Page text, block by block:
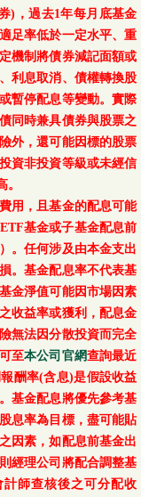
)，過去1年每月底基金
足率低於一定水平、重
機制將債券減記面額或
利息取消、債權轉換股
暫停配息等變動。實際
同時兼具債券與股票之
外，還可能因標的股票
資非投資等級或未經信
用，且基金的配息可能
基金或子基金配息前
。任何涉及由本金支出
。基金配息率不代表基
金淨值可能因市場因素
收益率或獲利，配息金
無法因分散投資而完全
至本公司官網查詢最近
酬率(含息)是假設收益
基金配息將優先參考基
息率為目標，盡可能貼
因素，如配息前基金出
經理公司將配合調整基
師查核後之可分配收